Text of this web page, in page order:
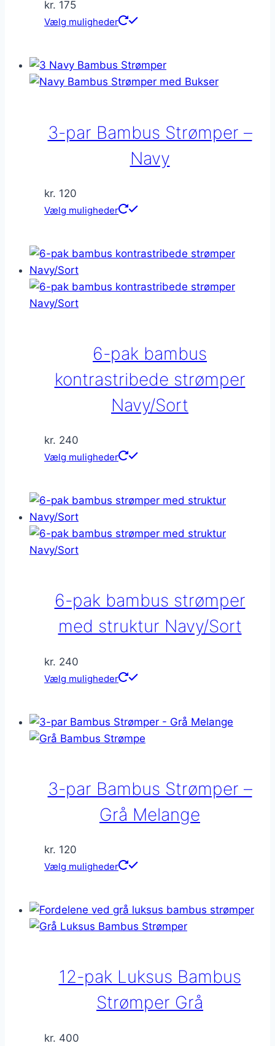
kr. 175
Vælg muligheder
Dette
flere
varianter.
vælges
på
varesiden
3-par Bambus Strømper –
Navy
kr. 120
Vælg muligheder
Dette
flere
Mulighederne
varesiden
6-pak bambus
kontrastribede strømper
Navy/Sort
kr. 240
Vælg muligheder
Dette
flere
Mulighederne
varesiden
6-pak bambus strømper
med struktur Navy/Sort
kr. 240
Vælg muligheder
Dette
flere
varianter.
vælges
på
varesiden
3-par Bambus Strømper –
Grå Melange
kr. 120
Vælg muligheder
Dette
flere
varianter.
vælges
på
varesiden
12-pak Luksus Bambus
Strømper Grå
kr. 400